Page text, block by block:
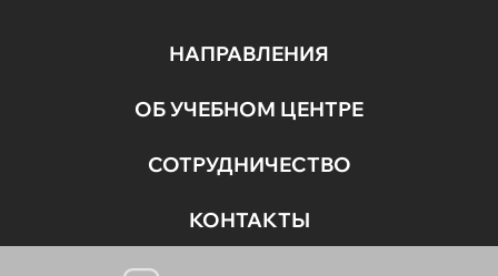
НАПРАВЛЕНИЯ
ОБ УЧЕБНОМ ЦЕНТРЕ
СОТРУДНИЧЕСТВО
КОНТАКТЫ